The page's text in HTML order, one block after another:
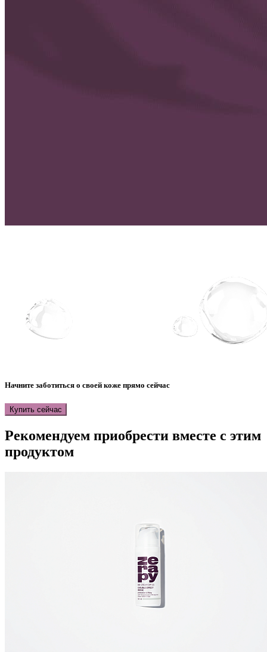
Начните заботиться о своей коже прямо сейчас
Купить сейчас
Рекомендуем приобрести вместе с этим
продуктом